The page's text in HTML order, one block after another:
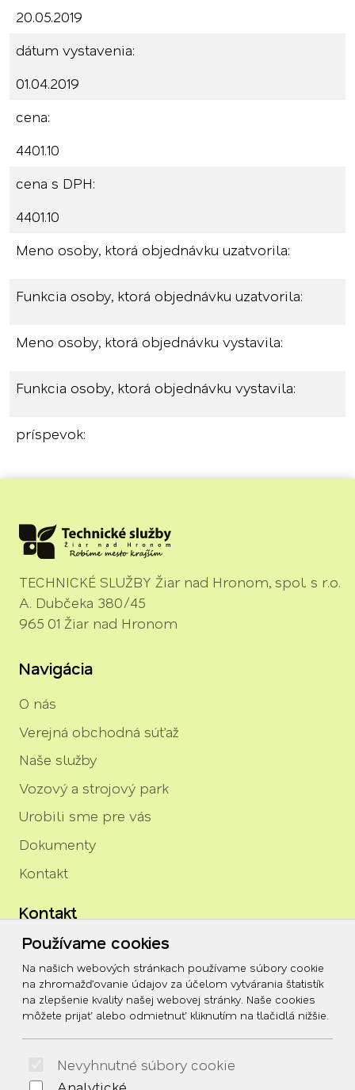
20.05.2019
dátum vystavenia:
01.04.2019
cena:
4401.10
cena s DPH:
4401.10
Meno osoby, ktorá objednávku uzatvorila:
Funkcia osoby, ktorá objednávku uzatvorila:
Meno osoby, ktorá objednávku vystavila:
Funkcia osoby, ktorá objednávku vystavila:
príspevok:
Používame cookies
Na našich webových stránkach používame súbory cookie
na zhromažďovanie údajov za účelom vytvárania štatistík
na zlepšenie kvality našej webovej stránky. Naše cookies
môžete prijať alebo odmietnuť kliknutím na tlačidlá nižšie.
Nevyhnutné súbory cookie
TECHNICKÉ SLUŽBY Žiar nad Hronom, spol. s r.o.
A. Dubčeka 380/45
965 01 Žiar nad Hronom
Navigácia
O nás
Verejná obchodná súťaž
Naše služby
Vozový a strojový park
Urobili sme pre vás
Dokumenty
Kontakt
Kontakt
igor.rozenberg@tszh.eu
045/678 70 10
045/678 70 11
Social
Facebook